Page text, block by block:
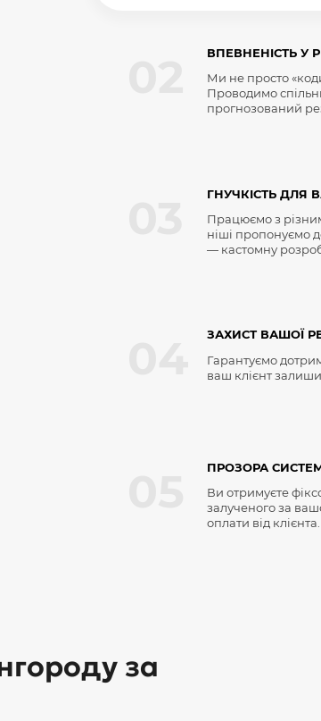
ВПЕВНЕНІСТЬ У
Ми не просто
Проводимо
прогнозований
ГНУЧКІСТЬ ДЛЯ
Працюємо з
ніші пропонуємо
— кастомну
ЗАХИСТ ВАШОЇ
Гарантуємо
ваш клієнт
ПРОЗОРА
Ви отримуєте
залученого за
оплати від клієнта.
за